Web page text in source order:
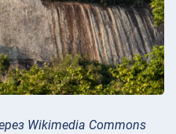
Wikimedia Commons